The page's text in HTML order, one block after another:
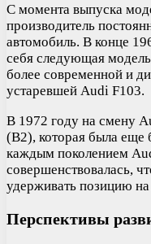
С момента выпуска
производитель
автомобиль. В конце
себя следующая
более современной и
устаревшей Audi F103.
В 1972 году на смену
(B2), которая была еще
каждым поколением
совершенствовалась,
удерживать позицию
Перспективы